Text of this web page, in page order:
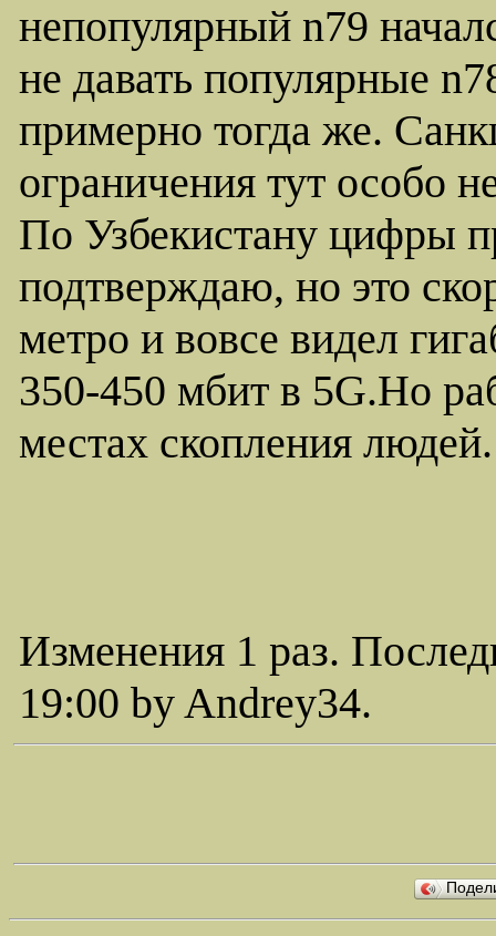
непопулярный n79
не давать популярные
примерно тогда же.
ограничения тут особо
По Узбекистану цифры
подтверждаю, но это
метро и вовсе видел
350-450 мбит в 5G.Но
местах скопления людей.
Изменения 1 раз.
19:00 by Andrey34.